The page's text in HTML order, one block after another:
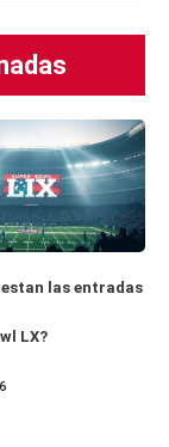
las entradas
LX?